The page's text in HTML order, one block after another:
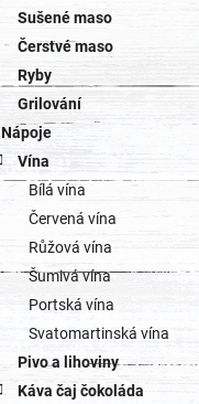
Sušené maso
Čerstvé maso
Ryby
Grilování
Nápoje
Vína
Bílá vína
Červená vína
Růžová vína
Šumivá vína
Portská vína
Svatomartinská vína
Pivo a lihoviny
Káva čaj čokoláda